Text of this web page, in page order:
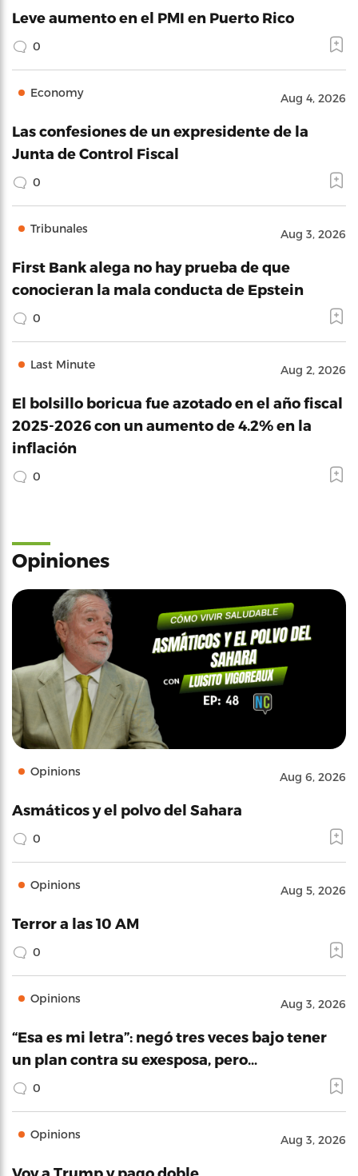
Leve aumento en el PMI en Puerto Rico
0
Economy Aug 4, 2026
Las confesiones de un expresidente de la
Junta de Control Fiscal
0
Tribunales Aug 3, 2026
First Bank alega no hay prueba de que
conocieran la mala conducta de Epstein
0
Last Minute Aug 2, 2026
El bolsillo boricua fue azotado en el año fiscal
2025-2026 con un aumento de 4.2% en la
inflación
0
Opiniones
Opinions Aug 6, 2026
Asmáticos y el polvo del Sahara
0
Opinions Aug 5, 2026
Terror a las 10 AM
0
Opinions Aug 3, 2026
“Esa es mi letra”: negó tres veces bajo tener
un plan contra su exesposa, pero…
0
Opinions Aug 3, 2026
Voy a Trump y pago doble